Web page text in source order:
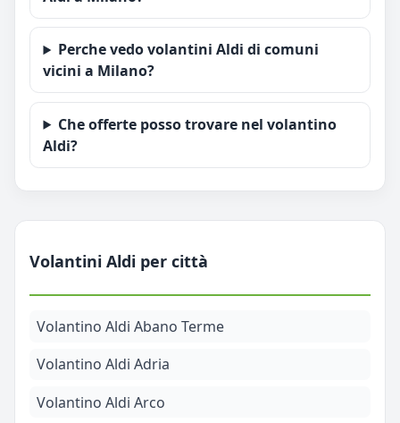
Perche vedo volantini Aldi di comuni
vicini a Milano?
Che offerte posso trovare nel volantino
Aldi?
Volantini Aldi per città
Volantino Aldi Abano Terme
Volantino Aldi Adria
Volantino Aldi Arco